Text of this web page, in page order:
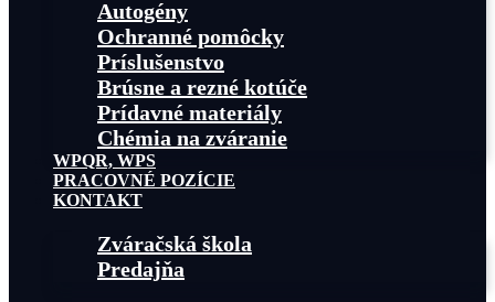
Autogény
Ochranné pomôcky
Príslušenstvo
Brúsne a rezné kotúče
Prídavné materiály
Chémia na zváranie
WPQR, WPS
PRACOVNÉ POZÍCIE
KONTAKT
Zváračská škola
Predajňa